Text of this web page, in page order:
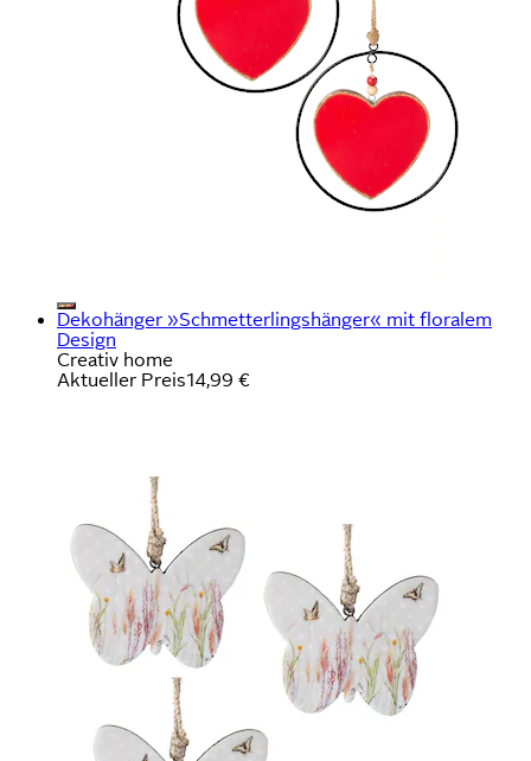
Dekohänger »Schmetterlingshänger« mit floralem
Design
Creativ home
Aktueller Preis14,99 €